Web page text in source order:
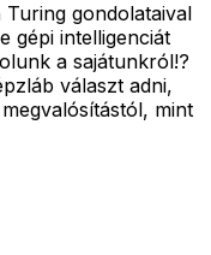
gondolataival
gépi intelligenciát
a sajátunkról!?
választ adni,
mint